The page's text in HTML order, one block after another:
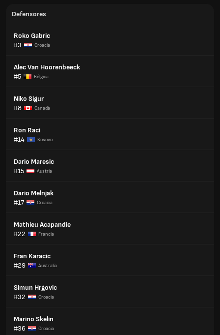
Defensores
Roko Gabric
#3
Croacia
Alec Van Hoorenbeeck
#5
Bélgica
Niko Sigur
#8
Canadá
Ron Raci
#14
Kosovo
Dario Maresic
#15
Austria
Dario Melnjak
#17
Croacia
Mathieu Acapandie
#22
Francia
Fran Karacic
#29
Australia
Simun Hrgovic
#32
Croacia
Marino Skelin
#36
Croacia